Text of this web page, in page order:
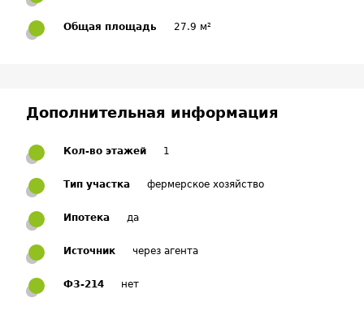
Общая площадь 27.9 м²
Дополнительная информация
Кол-во этажей 1
Тип участка фермерское хозяйство
Ипотека да
Источник через агента
ФЗ-214 нет